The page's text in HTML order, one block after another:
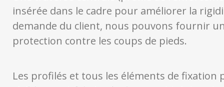
insérée dans le cadre pour améliorer la
demande du client, nous pouvons fournir
protection contre les coups de pieds.
Les profilés et tous les éléments de fixation